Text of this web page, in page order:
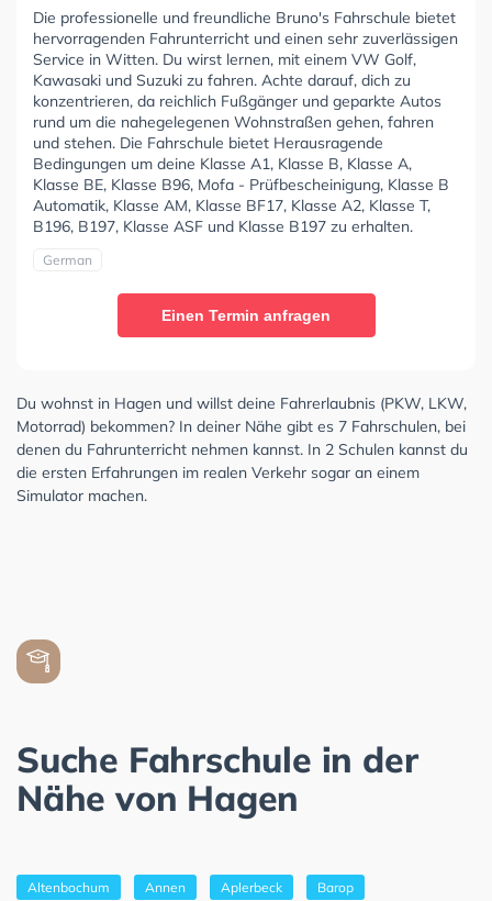
Die professionelle und freundliche Bruno's Fahrschule bietet
hervorragenden Fahrunterricht und einen sehr zuverlässigen
Service in Witten. Du wirst lernen, mit einem VW Golf,
Kawasaki und Suzuki zu fahren. Achte darauf, dich zu
konzentrieren, da reichlich Fußgänger und geparkte Autos
rund um die nahegelegenen Wohnstraßen gehen, fahren
und stehen. Die Fahrschule bietet Herausragende
Bedingungen um deine Klasse A1, Klasse B, Klasse A,
Klasse BE, Klasse B96, Mofa - Prüfbescheinigung, Klasse B
Automatik, Klasse AM, Klasse BF17, Klasse A2, Klasse T,
B196, B197, Klasse ASF und Klasse B197 zu erhalten.
German
Einen Termin anfragen
Du wohnst in Hagen und willst deine Fahrerlaubnis (PKW, LKW,
Motorrad) bekommen? In deiner Nähe gibt es 7 Fahrschulen, bei
denen du Fahrunterricht nehmen kannst. In 2 Schulen kannst du
die ersten Erfahrungen im realen Verkehr sogar an einem
Simulator machen.
Suche Fahrschule in der
Nähe von Hagen
Altenbochum Annen Aplerbeck Barop